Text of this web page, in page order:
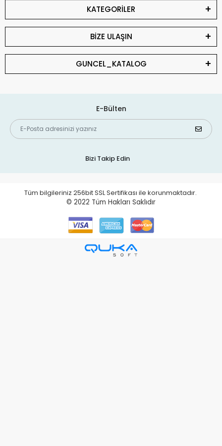
KATEGORİLER
BİZE ULAŞIN
GUNCEL_KATALOG
E-Bülten
Bizi Takip Edin
Tüm bilgileriniz 256bit SSL Sertifikası ile korunmaktadır.
© 2022 Tüm Hakları Saklıdır